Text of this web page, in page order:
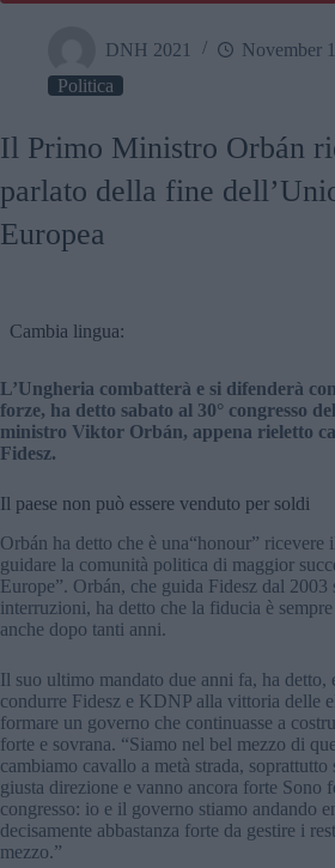
DNH 2021
November
Politica
Il Primo Ministro Orbán
parlato della fine
Europea
Cambia lingua:
L’Ungheria combatterà e si difenderà
forze, ha detto sabato al 30° congresso
ministro Viktor Orbán, appena rieletto
Fidesz.
Il paese non può essere venduto per soldi
Orbán ha detto che è una“honour” ricevere
guidare la comunità politica di maggior
Europe”. Orbán, che guida Fidesz dal 2003
interruzioni, ha detto che la fiducia è
anche dopo tanti anni.
Il suo ultimo mandato due anni fa, ha detto,
condurre Fidesz e KDNP alla vittoria delle
formare un governo che continuasse a
forte e sovrana. “Siamo nel bel mezzo di
cambiamo cavallo a metà strada, soprattutto
giusta direzione e vanno ancora forte Sono
congresso: io e il governo stiamo andando
decisamente abbastanza forte da gestire i
mezzo.”